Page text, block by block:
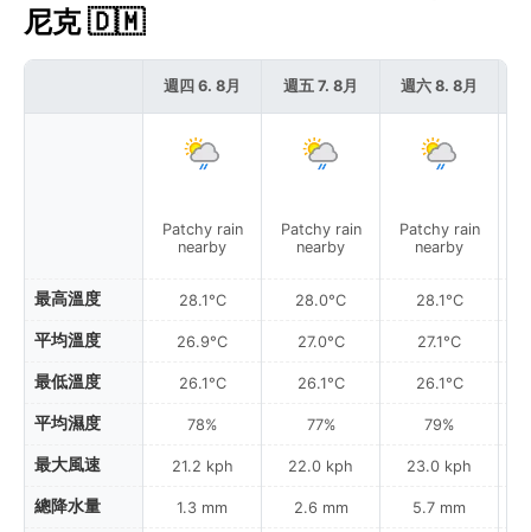
尼克 🇩🇲
最高溫度
平均溫度
最低溫度
平均濕度
最大風速
總降水量
週四 6. 8月
Patchy rain
nearby
28.1°C
26.9°C
26.1°C
78%
21.2 kph
1.3 mm
週五 7. 8月
Patchy rain
nearby
28.0°C
27.0°C
26.1°C
77%
22.0 kph
2.6 mm
週六 8. 8月
Patchy rain
nearby
28.1°C
27.1°C
26.1°C
79%
23.0 kph
5.7 mm